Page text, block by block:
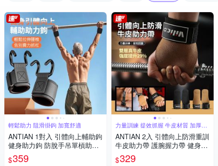
輕鬆助力 阻滑掛鉤 加寬舒適
ANTIAN 1對入 引體向上輔助鉤
健身助力鉤 防脫手吊單槓助力
鉤 單槓護腕勾 硬舉輔助器
$359
力量訓練 提效抓握 牛皮材質 加厚耐
磨
ANTIAN 2入 引體向上防滑重訓
牛皮助力帶 護腕握力帶 健身手
套護具 護掌舉重助握帶
$329